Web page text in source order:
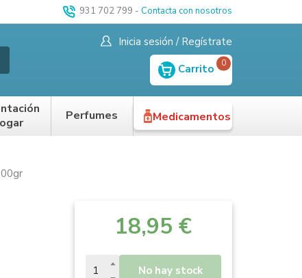
931 702 799 - Contacta con nosotros
Inicia sesión / Regístrate
Carrito 0
Perfumes Medicamentos
18,95 €
No hay stock